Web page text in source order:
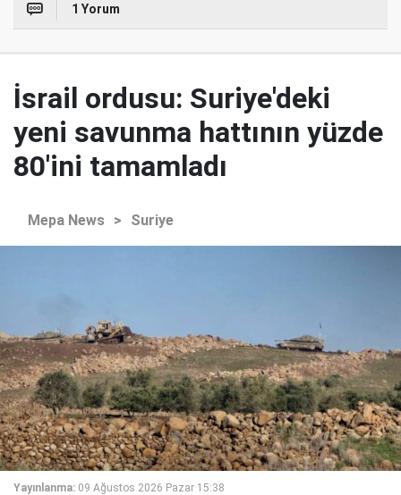
1 Yorum
İsrail ordusu: Suriye'deki
yeni savunma hattının yüzde
80'ini tamamladı
Mepa News > Suriye
Yayınlanma: 09 Ağustos 2026 Pazar 15:38